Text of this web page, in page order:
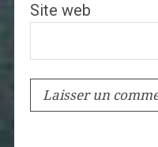
Site web